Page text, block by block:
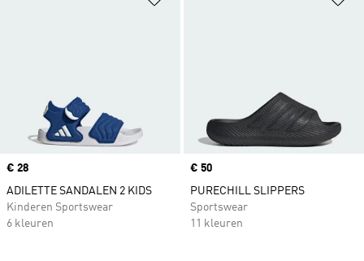
Price
€ 28
ADILETTE SANDALEN 2 KIDS
Kinderen Sportswear
6 kleuren
Price
€ 50
PURECHILL SLIPPERS
Sportswear
11 kleuren